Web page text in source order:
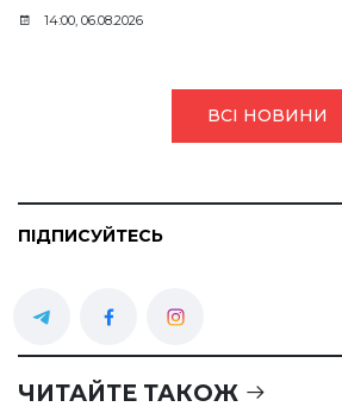
14:00, 06.08.2026
ВСІ НОВИНИ
ПІДПИСУЙТЕСЬ
ЧИТАЙТЕ ТАКОЖ